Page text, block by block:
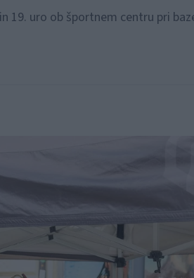
19. uro ob športnem centru pri